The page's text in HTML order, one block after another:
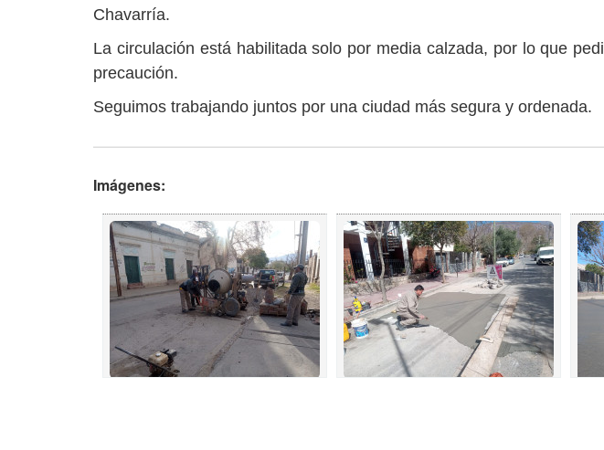
Chavarría.
La circulación está habilitada solo por media calzada, por lo que
precaución.
Seguimos trabajando juntos por una ciudad más segura y ordenada.
Imágenes: